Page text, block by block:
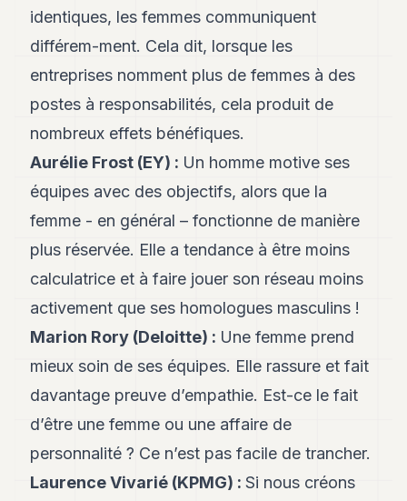
26
24
Andy
23
Andy
21
19
Andy
18
Andy
15
14
Andy
Andy
Andy
11
identiques, les femmes communiquent
différem-ment. Cela dit, lorsque les
entreprises nomment plus de femmes à des
postes à responsabilités, cela produit de
nombreux effets bénéfiques.
Aurélie Frost (EY) : Un homme motive ses
équipes avec des objectifs, alors que la
femme - en général – fonctionne de manière
plus réservée. Elle a tendance à être moins
calculatrice et à faire jouer son réseau moins
activement que ses homologues masculins !
Marion Rory (Deloitte) : Une femme prend
mieux soin de ses équipes. Elle rassure et fait
davantage preuve d’empathie. Est-ce le fait
d’être une femme ou une affaire de
personnalité ? Ce n’est pas facile de trancher.
Laurence Vivarié (KPMG) :Si nous créons